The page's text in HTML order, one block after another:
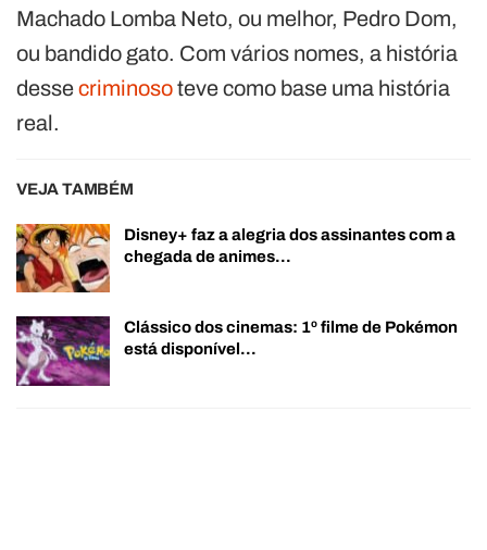
Machado Lomba Neto, ou melhor, Pedro Dom,
ou bandido gato. Com vários nomes, a história
dessecriminosoteve como base uma história
real.
VEJA TAMBÉM
Disney+ faz a alegria dos assinantes com a
chegada de animes…
Clássico dos cinemas: 1º filme de Pokémon
está disponível…